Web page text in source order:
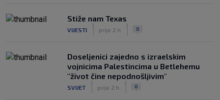
Stiže nam Texas
VIJESTI prije 2 h 0
Doseljenici zajedno s izraelskim
vojnicima Palestincima u Betlehemu
"život čine nepodnošljivim"
SVIJET prije 2 h 0